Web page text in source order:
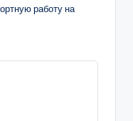
работу на